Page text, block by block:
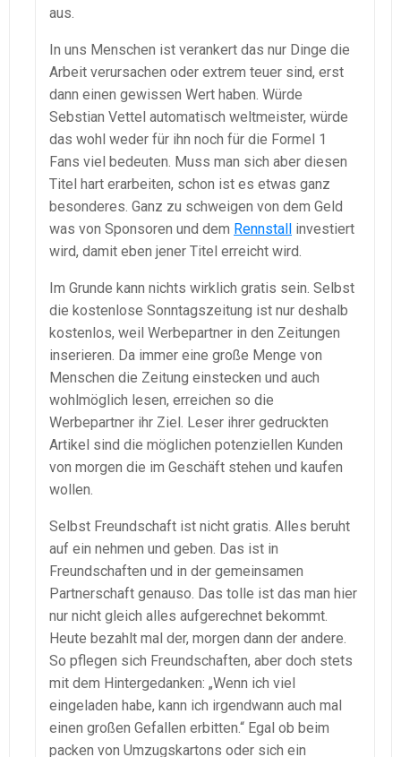
aus.
In uns Menschen ist verankert das nur Dinge die
Arbeit verursachen oder extrem teuer sind, erst
dann einen gewissen Wert haben. Würde
Sebstian Vettel automatisch weltmeister, würde
das wohl weder für ihn noch für die Formel 1
Fans viel bedeuten. Muss man sich aber diesen
Titel hart erarbeiten, schon ist es etwas ganz
besonderes. Ganz zu schweigen von dem Geld
was von Sponsoren und dem Rennstall investiert
wird, damit eben jener Titel erreicht wird.
Im Grunde kann nichts wirklich gratis sein. Selbst
die kostenlose Sonntagszeitung ist nur deshalb
kostenlos, weil Werbepartner in den Zeitungen
inserieren. Da immer eine große Menge von
Menschen die Zeitung einstecken und auch
wohlmöglich lesen, erreichen so die
Werbepartner ihr Ziel. Leser ihrer gedruckten
Artikel sind die möglichen potenziellen Kunden
von morgen die im Geschäft stehen und kaufen
wollen.
Selbst Freundschaft ist nicht gratis. Alles beruht
auf ein nehmen und geben. Das ist in
Freundschaften und in der gemeinsamen
Partnerschaft genauso. Das tolle ist das man hier
nur nicht gleich alles aufgerechnet bekommt.
Heute bezahlt mal der, morgen dann der andere.
So pflegen sich Freundschaften, aber doch stets
mit dem Hintergedanken: „Wenn ich viel
eingeladen habe, kann ich irgendwann auch mal
einen großen Gefallen erbitten.“ Egal ob beim
packen von Umzugskartons oder sich ein